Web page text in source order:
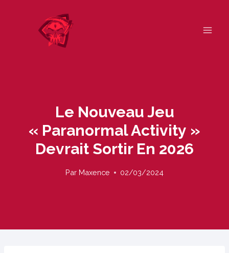
Le Nouveau Jeu
« Paranormal Activity »
Devrait Sortir En 2026
Par Maxence 02/03/2024